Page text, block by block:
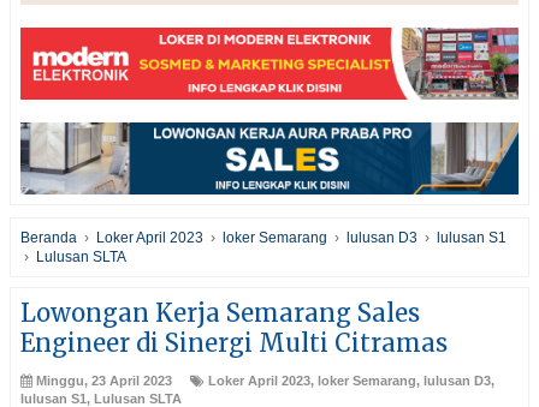
Beranda › Loker April 2023 › loker Semarang › lulusan D3 › lulusan S1
› Lulusan SLTA
Lowongan Kerja Semarang Sales
Engineer di Sinergi Multi Citramas
Minggu, 23 April 2023 Loker April 2023, loker Semarang, lulusan D3,
lulusan S1, Lulusan SLTA